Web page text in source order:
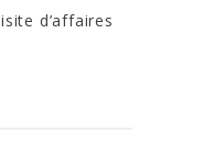
d’affaires